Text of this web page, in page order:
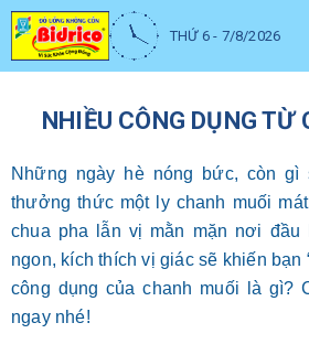
THỨ 6 - 7/8/2026
NHIỀU CÔNG DỤNG TỪ
Những ngày hè nóng bức, còn gì
thưởng thức một ly chanh muối
chua pha lẫn vị mằn mặn nơi
ngon, kích thích vị giác sẽ khiến bạn
công dụng của chanh muối là gì?
ngay nhé!